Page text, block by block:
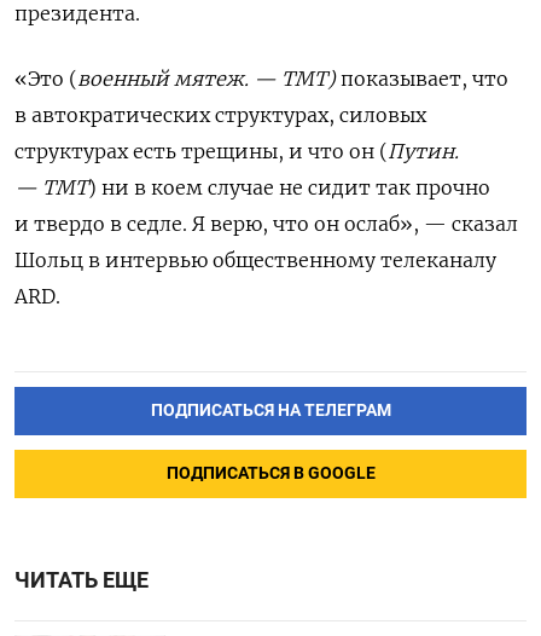
президента.
«Это (военный мятеж. — ТМТ)показывает, что
в автократических структурах, силовых
структурах есть трещины, и что он (Путин.
— ТМТ) ни в коем случае не сидит так прочно
и твердо в седле. Я верю, что он ослаб», — сказал
Шольц в интервью общественному телеканалу
ARD.
ПОДПИСАТЬСЯ НА ТЕЛЕГРАМ
ПОДПИСАТЬСЯ В GOOGLE
ЧИТАТЬ ЕЩЕ